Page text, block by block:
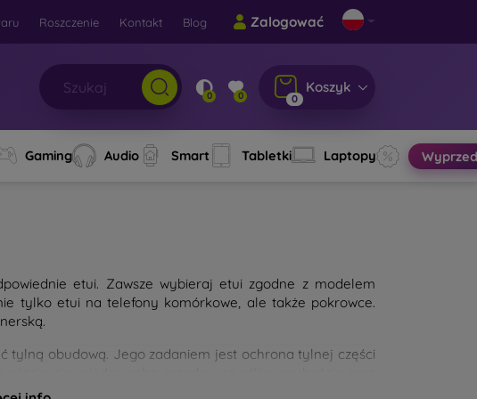
Roszczenie Kontakt Blog Zalogować
0 0 0
Koszyk
Gaming Audio Smart Tabletki Laptopy
etui. Zawsze wybieraj etui zgodne z modelem
tylko etui na telefony komórkowe, ale także pokrowce.
tylną obudową. Jego zadaniem jest ochrona tylnej części